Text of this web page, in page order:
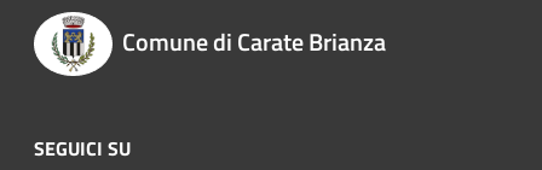
Comune di Carate Brianza
SEGUICI SU